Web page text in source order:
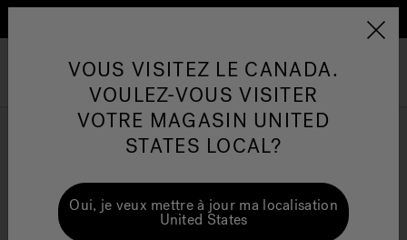
Jacuzzi&reg; Canada
l'eau
Articles sur l'infrarouge
Portrait de concepteur
Pam Sunderman
VOUS VISITEZ LE CANADA.
VOULEZ-VOUS VISITER
VOTRE MAGASIN UNITED
STATES LOCAL?
Oui, je veux mettre à jour ma localisation
United States